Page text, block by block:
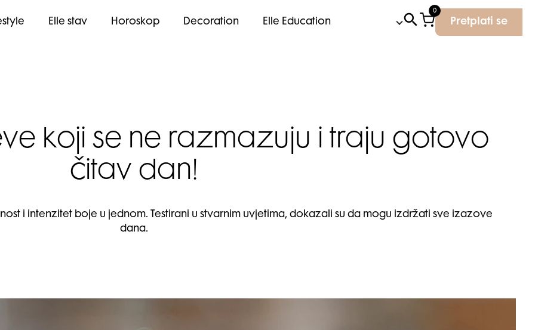
Elle stav Horoskop Decoration Elle Education
0
Pretplati se
koji se ne razmazuju i traju gotovo
čitav dan!
i intenzitet boje u jednom. Testirani u stvarnim uvjetima, dokazali su da mogu izdržati sve izazove
dana.